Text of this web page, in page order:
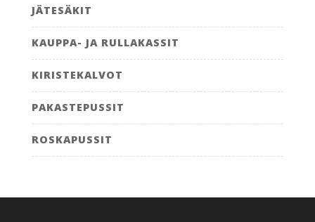
JÄTESÄKIT
KAUPPA- JA RULLAKASSIT
KIRISTEKALVOT
PAKASTEPUSSIT
ROSKAPUSSIT